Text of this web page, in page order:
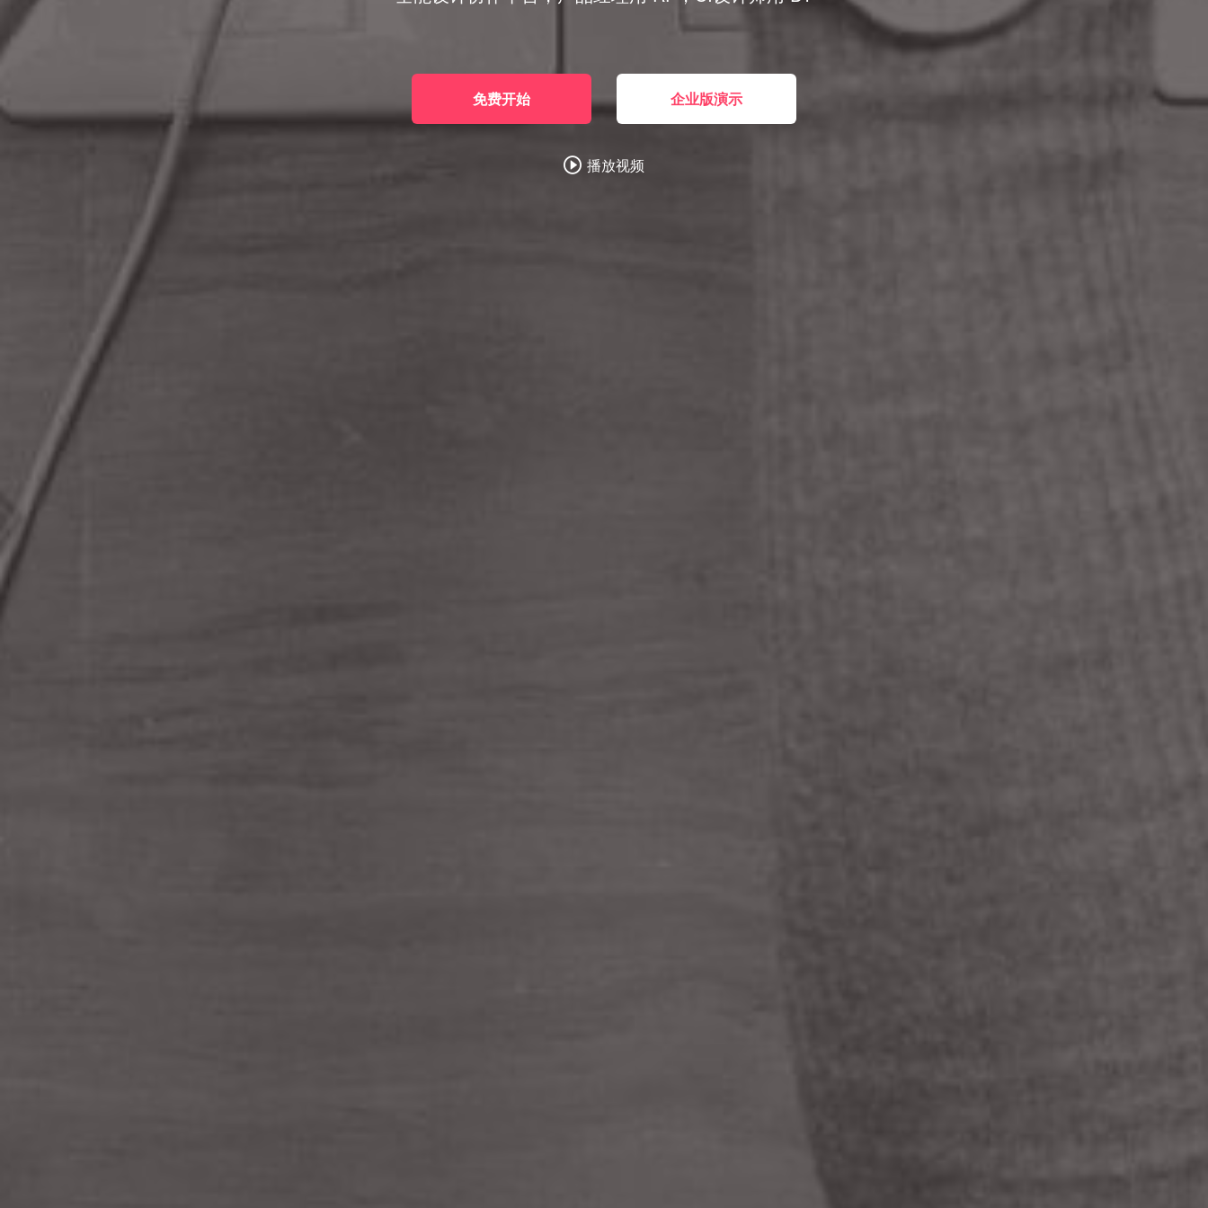
免费开始 企业版演示
播放视频